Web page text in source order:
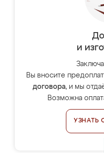
и
Вы вносите
договора, и мы
Возможна
УЗНАТЬ